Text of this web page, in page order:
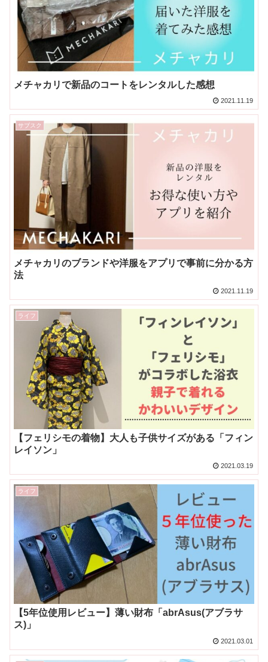
メチャカリで新品のコートをレンタルした感想
2021.11.19
サブスク
メチャカリのブランドや洋服をアプリで事前に分かる方
法
2021.11.19
ライフ
【フェリシモの着物】大人も子供サイズがある「フィン
レイソン」
2021.03.19
ライフ
【5年位使用レビュー】薄い財布「abrAsus(アブラサ
ス)」
2021.03.01